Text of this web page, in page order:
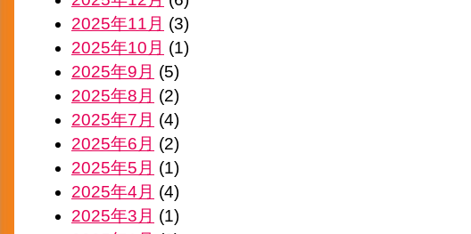
2025年11月 (3)
2025年10月 (1)
2025年9月 (5)
2025年8月 (2)
2025年7月 (4)
2025年6月 (2)
2025年5月 (1)
2025年4月 (4)
2025年3月 (1)